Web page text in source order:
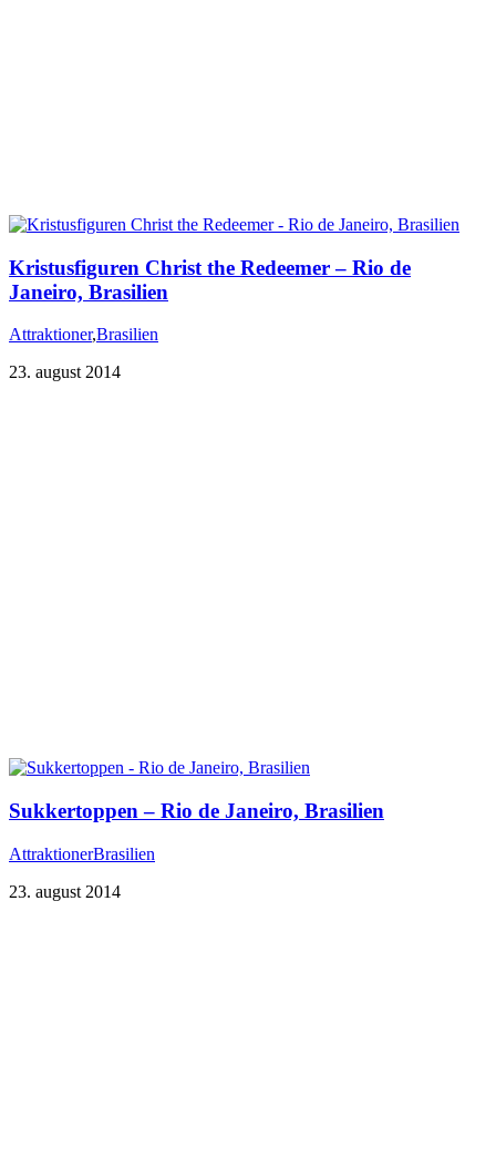
Kristusfiguren Christ the Redeemer – Rio de
Janeiro, Brasilien
Attraktioner,Brasilien
23. august 2014
Sukkertoppen – Rio de Janeiro, Brasilien
AttraktionerBrasilien
23. august 2014